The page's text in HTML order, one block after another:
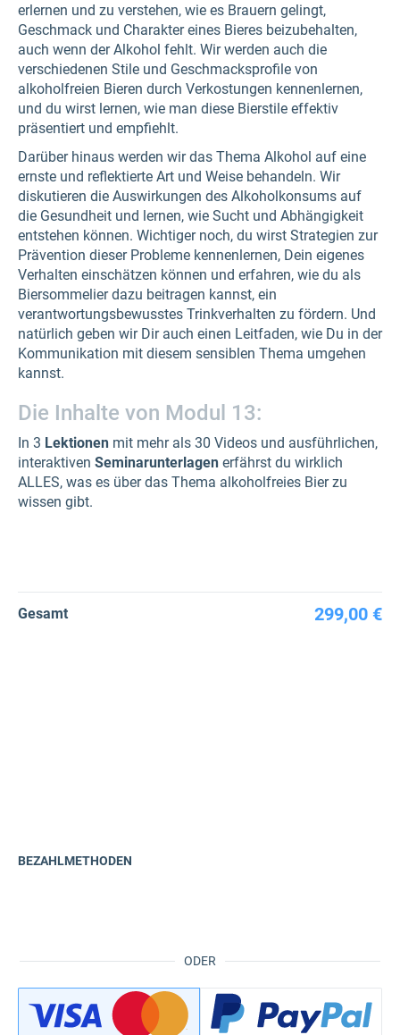
erlernen und zu verstehen, wie es Brauern gelingt,
Geschmack und Charakter eines Bieres beizubehalten,
auch wenn der Alkohol fehlt. Wir werden auch die
verschiedenen Stile und Geschmacksprofile von
alkoholfreien Bieren durch Verkostungen kennenlernen,
und du wirst lernen, wie man diese Bierstile effektiv
präsentiert und empfiehlt.
Darüber hinaus werden wir das Thema Alkohol auf eine
ernste und reflektierte Art und Weise behandeln. Wir
diskutieren die Auswirkungen des Alkoholkonsums auf
die Gesundheit und lernen, wie Sucht und Abhängigkeit
entstehen können. Wichtiger noch, du wirst Strategien zur
Prävention dieser Probleme kennenlernen, Dein eigenes
Verhalten einschätzen können und erfahren, wie du als
Biersommelier dazu beitragen kannst, ein
verantwortungsbewusstes Trinkverhalten zu fördern. Und
natürlich geben wir Dir auch einen Leitfaden, wie Du in der
Kommunikation mit diesem sensiblen Thema umgehen
kannst.
Die Inhalte von Modul 13:
In 3 Lektionen mit mehr als 30 Videos und ausführlichen,
interaktiven Seminarunterlagen erfährst du wirklich
ALLES, was es über das Thema alkoholfreies Bier zu
wissen gibt.
Gesamt 299,00 €
ODER
BEZAHLMETHODEN